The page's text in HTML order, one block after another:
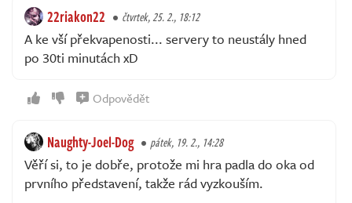
22riakon22 čtvrtek, 25. 2., 18:12
A ke vší překvapenosti... servery to neustály hned
po 30ti minutách xD
Odpovědět
Naughty-Joel-Dog pátek, 19. 2., 14:28
Věří si, to je dobře, protože mi hra padla do oka od
prvního představení, takže rád vyzkouším.